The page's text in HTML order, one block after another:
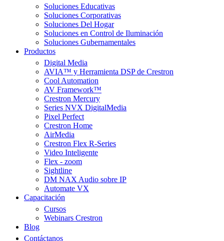
Soluciones Educativas
Soluciones Corporativas
Soluciones Del Hogar
Soluciones en Control de Iluminación
Soluciones Gubernamentales
Productos
Digital Media
AVIA™ y Herramienta DSP de Crestron
Cool Automation
AV Framework™
Crestron Mercury
Series NVX DigitalMedia
Pixel Perfect
Crestron Home
AirMedia
Crestron Flex R-Series
Video Inteligente
Flex - zoom
Sightline
DM NAX Audio sobre IP
Automate VX
Capacitación
Cursos
Webinars Crestron
Blog
Contáctanos